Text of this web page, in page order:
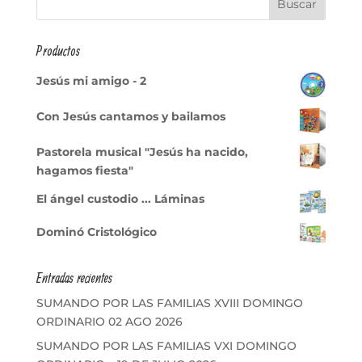
Productos
Jesús mi amigo - 2
Con Jesús cantamos y bailamos
Pastorela musical "Jesús ha nacido,
hagamos fiesta"
El ángel custodio ... Láminas
Dominó Cristológico
Entradas recientes
SUMANDO POR LAS FAMILIAS XVIII DOMINGO
ORDINARIO 02 AGO 2026
SUMANDO POR LAS FAMILIAS VXI DOMINGO